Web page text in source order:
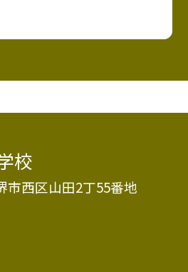
校
市西区山田2丁55番地